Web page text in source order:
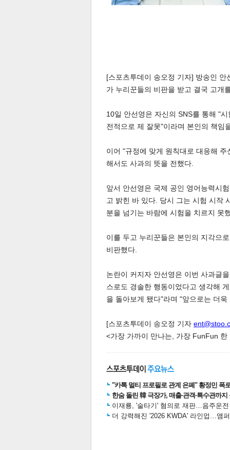
인
[스포츠투데이 송오정 기자] 방송인
가 누리꾼들의 비판을 받고 결국 고개
10일 안선영은 자신의 SNS를 통해 "
전적으로 제 잘못"이라며 본인의 책임
이어 "규정에 맞게 원칙대로 대응해
해서도 사과의 뜻을 전했다.
앞서 안선영은 국제 공인 영어능력시
고 밝힌 바 있다. 당시 그는 시험 시작
분을 넘기는 바람에 시험을 치르지 못
이를 두고 누리꾼들은 본인의 지각으
비판했다.
논란이 커지자 안선영은 이번 사과글
스로도 경솔한 행동이었다고 생각해
을 돌아보게 됐다"라며 "앞으로는 더
[스포츠투데이 송오정 기자
<가장 가까이 만나는, 가장 FunFun
"카톡 멀티 프로필로 관계 은폐" 황정민 폭
한숨 돌린 韓 극장가, 매출·관객·특수관까
이재룡, '술타기' 혐의로 재판…음주운
더 강력해진 '2026 KWDA' 라인업…앰